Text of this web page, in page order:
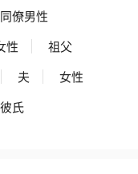
同僚男性
性
祖父
夫
女性
彼氏